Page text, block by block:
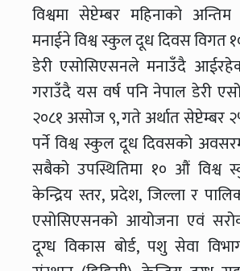
विश्वमा सेप्टेम्बर महिनाको
मनाईने विश्व स्कुल दूध दिवस विगत
डेरी एसोसिएसनले मनाउँदै
गराउँदै यस वर्ष पनि नेपाल डेरी
२०८१ असोज ९, गते अर्थात सेप्टेम्बर
पर्ने विश्व स्कुल दूध दिवसको
सबैको उपस्थितिमा १० औं विश्व
केन्द्रिय स्तर, प्रदेश, जिल्ला र
एसोसिएसनको आयोजना एवं
दूग्ध विकास बोर्ड, पशु सेवा